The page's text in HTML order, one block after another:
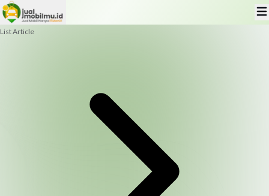
List Article